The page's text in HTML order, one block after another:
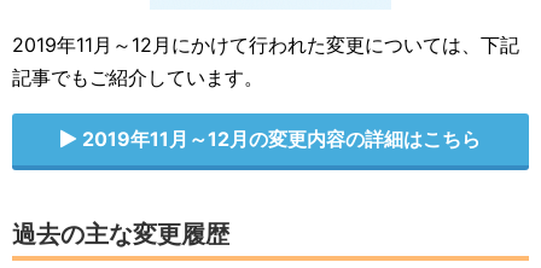
2019年11月～12月にかけて行われた変更については、下記
記事でもご紹介しています。
2019年11月～12月の変更内容の詳細はこちら
過去の主な変更履歴